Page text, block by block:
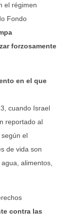
el régimen
Fondo
forzosamente
en el que
cuando Israel
reportado al
, según el
de vida son
alimentos,
contra las